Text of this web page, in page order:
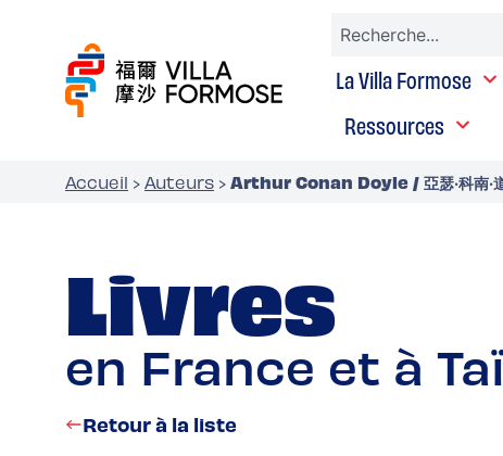
La Villa Formose
Ressources
Accueil › Auteurs › Arthur Conan Doyle / 亞瑟‧科南‧
Livres
en France et à
Retour à la liste